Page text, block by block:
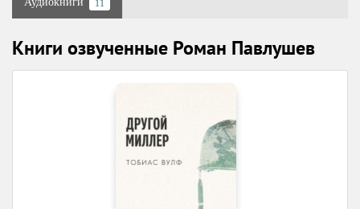
11
Книги озвученные Роман Павлушев